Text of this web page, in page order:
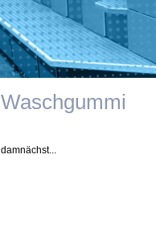
Waschgummi
damnächst...